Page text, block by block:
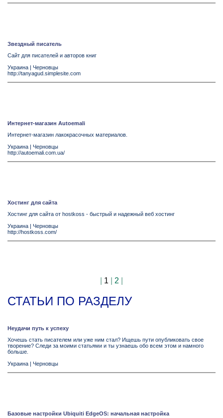
Звездный писатель
Сайт для писателей и авторов книг
Украина | Черновцы
http://tanyagud.simplesite.com
Интернет-магазин Autoemali
Интернет-магазин лакокрасочных материалов.
Украина | Черновцы
http://autoemali.com.ua/
Хостинг для сайта
Хостинг для сайта от hostkoss - быстрый и надежный веб хостинг
Украина | Черновцы
http://hostkoss.com/
1 2
СТАТЬИ ПО РАЗДЕЛУ
Неудачи путь к успеху
Хочешь стать писателем или уже ним стал? Ищешь пути опубликовать свое
творение? Следи за моими статьями и ты узнаешь обо всем этом и намного
больше.
Украина | Черновцы
Базовые настройки Ubiquiti EdgeOS: начальная настройка